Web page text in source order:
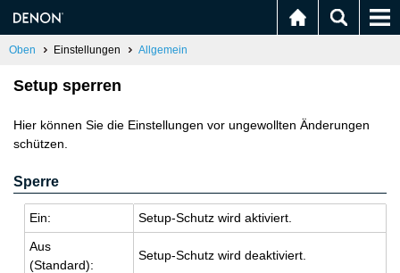
Oben Einstellungen Allgemein
Setup sperren
Hier können Sie die Einstellungen vor ungewollten Änderungen
schützen.
Sperre
Ein:
Setup-Schutz wird ak­ti­viert.
Aus
(Stan­dard):
Setup-Schutz wird de­ak­ti­viert.